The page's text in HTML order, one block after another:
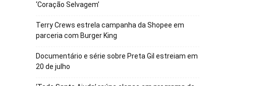
‘Coração Selvagem’
Terry Crews estrela campanha da Shopee em
parceria com Burger King
Documentário e série sobre Preta Gil estreiam em
20 de julho